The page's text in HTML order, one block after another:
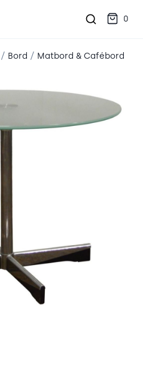
0
/ Bord / Matbord & Cafébord